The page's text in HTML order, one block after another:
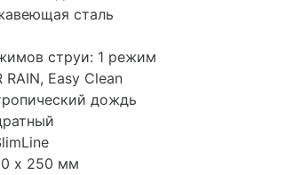
сталь
струи: 1 режим
RAIN, Easy Clean
дождь
х 250 мм